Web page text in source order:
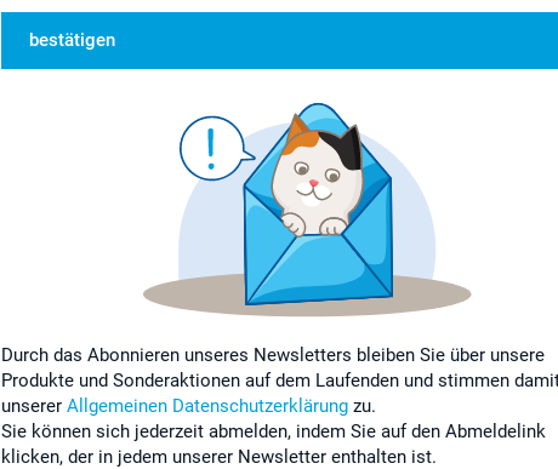
bestätigen
Durch das Abonnieren unseres Newsletters bleiben Sie über unsere
Produkte und Sonderaktionen auf dem Laufenden und stimmen
unserer Allgemeinen Datenschutzerklärung zu.
Sie können sich jederzeit abmelden, indem Sie auf den Abmeldelink
klicken, der in jedem unserer Newsletter enthalten ist.